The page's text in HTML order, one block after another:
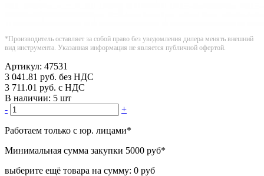
*Производитель оставляет за собой право без уведомления дилера менять внешний
вид инструмента. Указанная информация не является публичной офертой.
Артикул: 47531
3 041.81 руб. без НДС
3 711.01 руб. с НДС
В наличии: 5 шт
-
+
Работаем только с юр. лицами*
Минимальная сумма закупки 5000 руб*
выберите ещё товара на сумму: 0 руб